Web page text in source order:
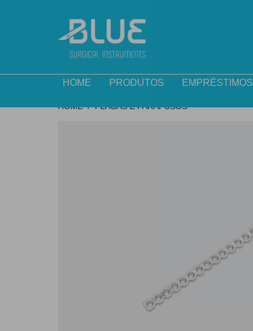
HOME PRODUTOS EMPRÉSTIMOS
HOME / PLACAS E PARAFUSOS